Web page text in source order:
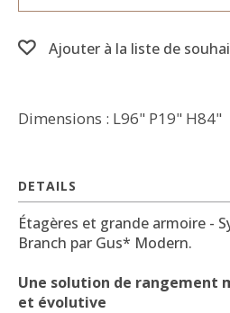
Ajouter à la liste de
Dimensions : L96" P19" H84"
DETAILS
Étagères et grande armoire -
Branch par Gus* Modern.
Une solution de rangement
et évolutive